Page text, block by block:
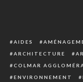
AIDES
ARCHITECTURE
COLMAR
ENVIRONNEMENT